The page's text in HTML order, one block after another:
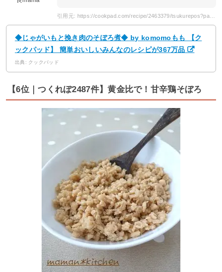
引用元: https://cookpad.com/recipe/2463379/tsukurepos?page=2
◆じゃがいもと挽き肉のそぼろ煮◆ by komomoもも 【ク
ックパッド】 簡単おいしいみんなのレシピが367万品
出典: クックパッド
【6位｜つくれぽ2487件】黄金比で！甘辛鶏そぼろ